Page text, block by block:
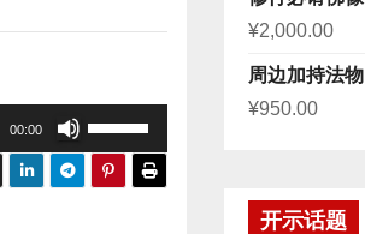
00:00
使
用
上
¥2,000.00
周边加持法物
¥950.00
开示话题